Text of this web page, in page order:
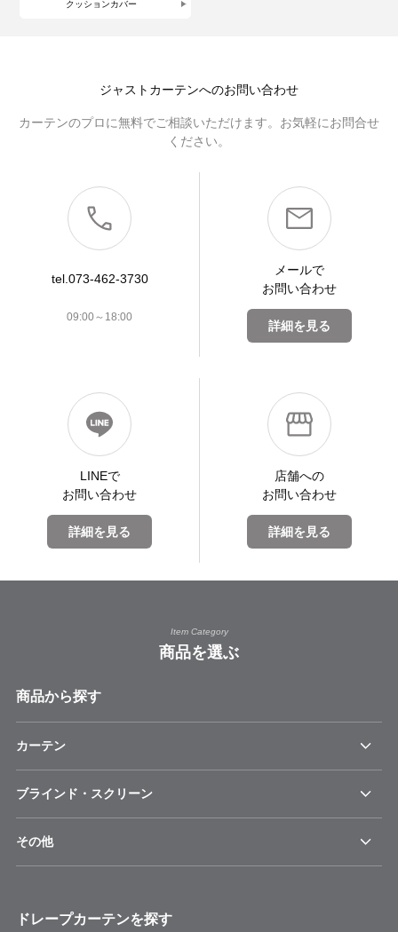
クッションカバー
ジャストカーテンへのお問い合わせ
カーテンのプロに無料でご相談いただけます。お気軽にお問合せ
ください。
tel.073-462-3730
09:00～18:00
メールで
お問い合わせ
詳細を見る
LINEで
お問い合わせ
詳細を見る
店舗への
お問い合わせ
詳細を見る
Item Category
商品を選ぶ
商品から探す
カーテン
ブラインド・スクリーン
その他
ドレープカーテンを探す